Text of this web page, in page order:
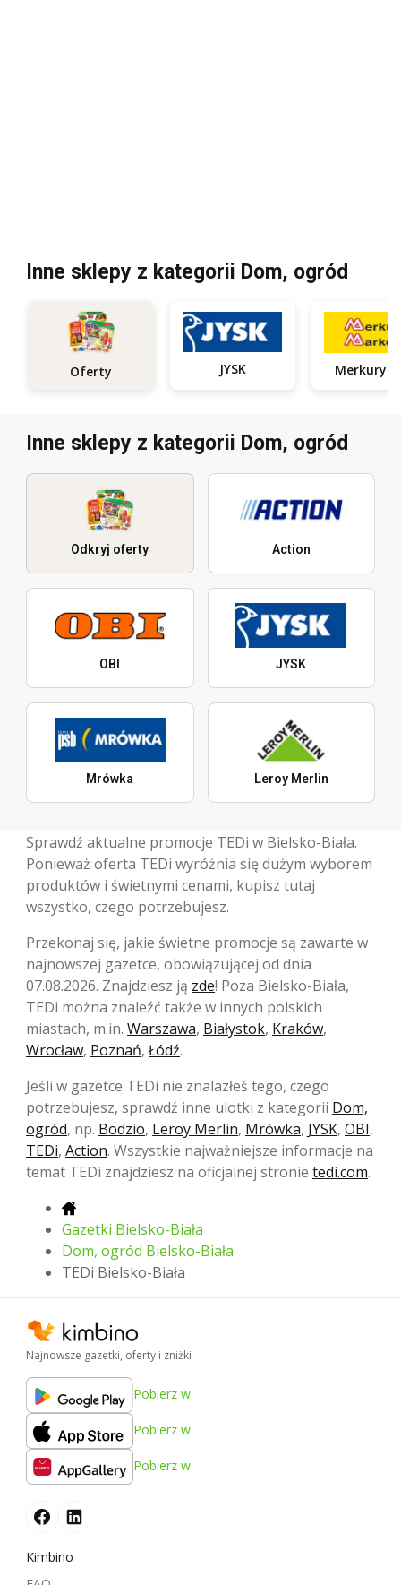
Inne sklepy z kategorii Dom, ogród
Oferty JYSK
Inne sklepy z kategorii Dom, ogród
Odkryj oferty Action
OBI JYSK
Mrówka Leroy Merlin
Sprawdź aktualne promocje TEDi w Bielsko-Biała.
Ponieważ oferta TEDi wyróżnia się dużym wyborem
produktów i świetnymi cenami, kupisz tutaj
wszystko, czego potrzebujesz.
Przekonaj się, jakie świetne promocje są zawarte w
najnowszej gazetce, obowiązującej od dnia
07.08.2026. Znajdziesz ją zde! Poza Bielsko-Biała,
TEDi można znaleźć także w innych polskich
miastach, m.in. Warszawa, Białystok, Kraków,
Wrocław, Poznań, Łódź.
Jeśli w gazetce TEDi nie znalazłeś tego, czego
potrzebujesz, sprawdź inne ulotki z kategorii Dom,
ogród, np. Bodzio, Leroy Merlin, Mrówka, JYSK, OBI,
TEDi, Action. Wszystkie najważniejsze informacje na
temat TEDi znajdziesz na oficjalnej stronie tedi.com.
Gazetki Bielsko-Biała
Dom, ogród Bielsko-Biała
TEDi Bielsko-Biała
Najnowsze gazetki, oferty i zniżki
Pobierz w
Pobierz w
Pobierz w
Kimbino